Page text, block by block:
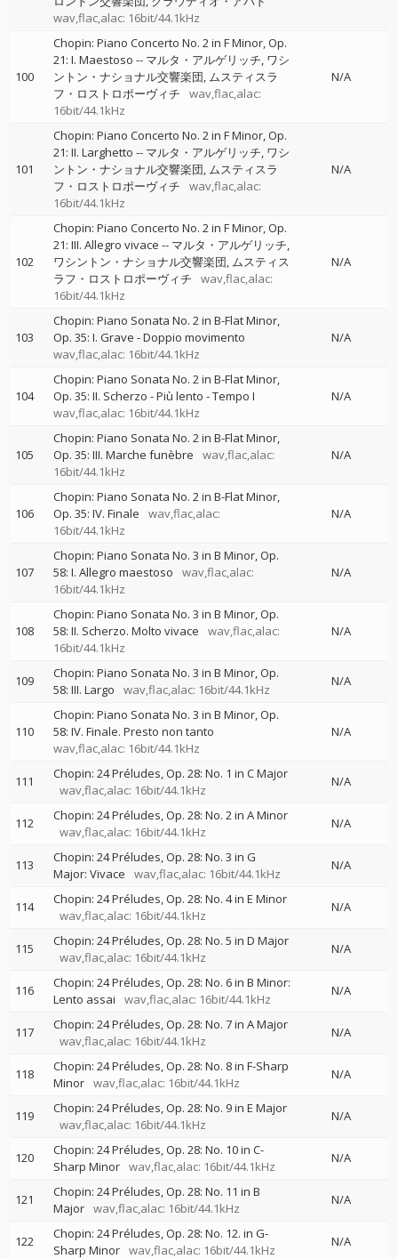
wav,flac,alac: 16bit/44.1kHz
100
Chopin: Piano Concerto No. 2 in F Minor, Op.
21: I. Maestoso -- マルタ・アルゲリッチ ワシ
ントン・ナショナル交響楽団 ムスティスラ
フ・ロストロポーヴィチ
wav,flac,alac:
16bit/44.1kHz
N/A
101
Chopin: Piano Concerto No. 2 in F Minor, Op.
21: II. Larghetto -- マルタ・アルゲリッチ ワシ
ントン・ナショナル交響楽団 ムスティスラ
フ・ロストロポーヴィチ
wav,flac,alac:
16bit/44.1kHz
N/A
102
Chopin: Piano Concerto No. 2 in F Minor, Op.
21: III. Allegro vivace -- マルタ・アルゲリッチ
ワシントン・ナショナル交響楽団 ムスティス
ラフ・ロストロポーヴィチ
wav,flac,alac:
16bit/44.1kHz
N/A
103
Chopin: Piano Sonata No. 2 in B-Flat Minor,
Op. 35: I. Grave - Doppio movimento
wav,flac,alac: 16bit/44.1kHz
N/A
104
Chopin: Piano Sonata No. 2 in B-Flat Minor,
Op. 35: II. Scherzo - Più lento - Tempo I
wav,flac,alac: 16bit/44.1kHz
N/A
105
Chopin: Piano Sonata No. 2 in B-Flat Minor,
Op. 35: III. Marche funèbre
wav,flac,alac:
16bit/44.1kHz
N/A
106
Chopin: Piano Sonata No. 2 in B-Flat Minor,
Op. 35: IV. Finale
wav,flac,alac:
16bit/44.1kHz
N/A
107
Chopin: Piano Sonata No. 3 in B Minor, Op.
58: I. Allegro maestoso
wav,flac,alac:
16bit/44.1kHz
N/A
108
Chopin: Piano Sonata No. 3 in B Minor, Op.
58: II. Scherzo. Molto vivace
wav,flac,alac:
16bit/44.1kHz
N/A
109
Chopin: Piano Sonata No. 3 in B Minor, Op.
58: III. Largo
wav,flac,alac: 16bit/44.1kHz
N/A
110
Chopin: Piano Sonata No. 3 in B Minor, Op.
58: IV. Finale. Presto non tanto
wav,flac,alac: 16bit/44.1kHz
N/A
111
Chopin: 24 Préludes, Op. 28: No. 1 in C Major
wav,flac,alac: 16bit/44.1kHz
N/A
112
Chopin: 24 Préludes, Op. 28: No. 2 in A Minor
wav,flac,alac: 16bit/44.1kHz
N/A
113
Chopin: 24 Préludes, Op. 28: No. 3 in G
Major: Vivace
wav,flac,alac: 16bit/44.1kHz
N/A
114
Chopin: 24 Préludes, Op. 28: No. 4 in E Minor
wav,flac,alac: 16bit/44.1kHz
N/A
115
Chopin: 24 Préludes, Op. 28: No. 5 in D Major
wav,flac,alac: 16bit/44.1kHz
N/A
116
Chopin: 24 Préludes, Op. 28: No. 6 in B Minor:
Lento assai
wav,flac,alac: 16bit/44.1kHz
N/A
117
Chopin: 24 Préludes, Op. 28: No. 7 in A Major
wav,flac,alac: 16bit/44.1kHz
N/A
118
Chopin: 24 Préludes, Op. 28: No. 8 in F-Sharp
Minor wav,flac,alac: 16bit/44.1kHz
N/A
119
Chopin: 24 Préludes, Op. 28: No. 9 in E Major
wav,flac,alac: 16bit/44.1kHz
N/A
120
Chopin: 24 Préludes, Op. 28: No. 10 in C-
Sharp Minor wav,flac,alac: 16bit/44.1kHz
N/A
121
Chopin: 24 Préludes, Op. 28: No. 11 in B
Major wav,flac,alac: 16bit/44.1kHz
N/A
122
Chopin: 24 Préludes, Op. 28: No. 12. in G-
Sharp Minor wav,flac,alac: 16bit/44.1kHz
N/A